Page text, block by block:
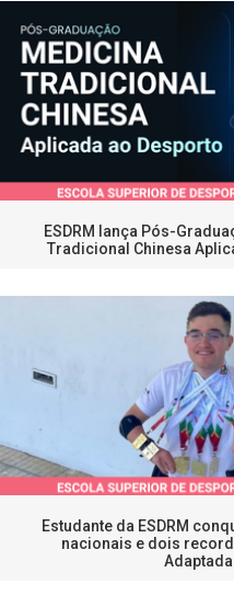
ESDRM lança Pós-
Tradicional Chinesa
Estudante da ESDRM
nacionais e dois
Adaptada